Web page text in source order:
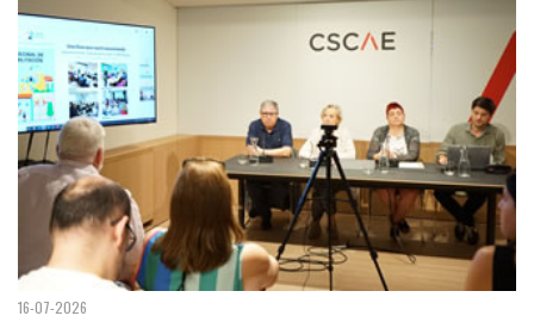
16-07-2026